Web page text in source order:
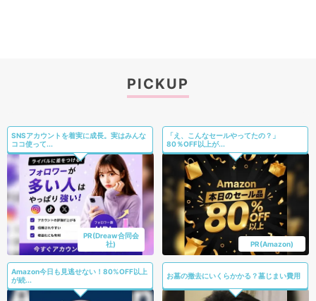
PICKUP
SNSアカウントを着実に成長。実はみんな
ココ使って...
PR(Dreaw合同会
社)
「え、こんなセールやってたの？」
80％OFF以上が...
PR(Amazon)
Amazon今日も見逃せない！80%OFF以上
が続...
お墓の撤去にいくらかかる？墓じまい費用